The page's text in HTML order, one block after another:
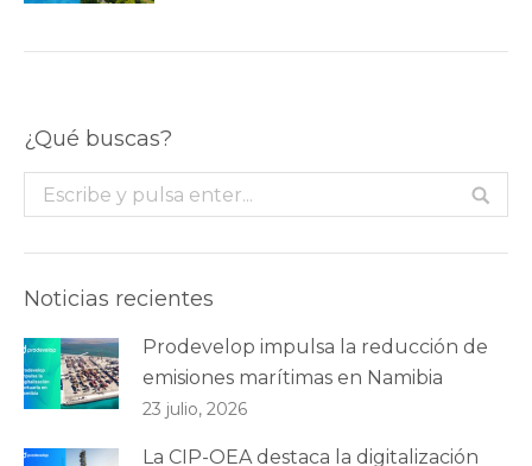
¿Qué buscas?
Buscar:
Noticias recientes
Prodevelop impulsa la reducción de
emisiones marítimas en Namibia
23 julio, 2026
La CIP-OEA destaca la digitalización